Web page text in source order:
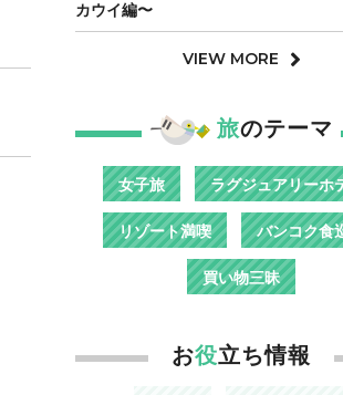
カウイ編〜
VIEW MORE
旅のテーマ
女子旅 ラグジュアリーホ
リゾート満喫 バンコク食
買い物三昧
お役立ち情報